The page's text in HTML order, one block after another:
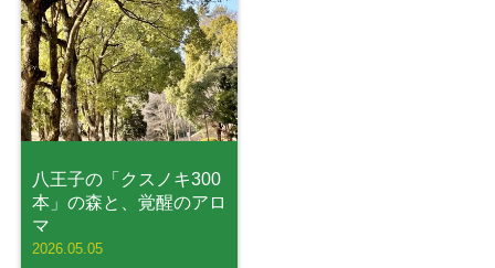
八王子の「クスノキ300
本」の森と、覚醒のアロ
マ
2026.05.05